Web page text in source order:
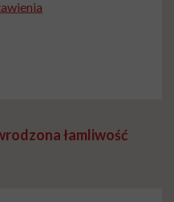
łamliwość